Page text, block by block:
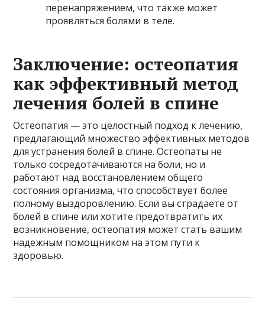
перенапряжением, что также может
проявляться болями в теле.
Заключение: остеопатия
как эффективный метод
лечения болей в спине
Остеопатия — это целостный подход к лечению,
предлагающий множество эффективных методов
для устранения болей в спине. Остеопаты не
только сосредотачиваются на боли, но и
работают над восстановлением общего
состояния организма, что способствует более
полному выздоровлению. Если вы страдаете от
болей в спине или хотите предотвратить их
возникновение, остеопатия может стать вашим
надежным помощником на этом пути к
здоровью.